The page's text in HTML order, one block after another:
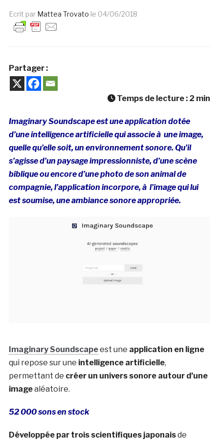
Ecrit par Mattea Trovato le 04/06/2018
Partager :
Temps de lecture : 2 min
Imaginary Soundscape est une application dotée
d’une intelligence artificielle qui associe à une image,
quelle qu’elle soit, un environnement sonore. Qu’il
s’agisse d’un paysage impressionniste, d’une scène
biblique ou encore d’une photo de son animal de
compagnie, l’application incorpore, à l’image qui lui
est soumise, une ambiance sonore appropriée.
Imaginary Soundscapeest une application en ligne
qui repose sur une intelligence artificielle,
permettant de créer un univers sonore autour d’une
imagealéatoire.
52 000 sons en stock
Développée par trois scientifiques japonaisde